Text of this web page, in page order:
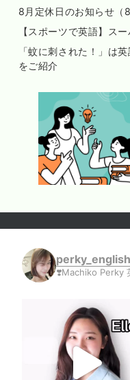
8月定休日のお知らせ（
【スポーツで英語】ス
「蚊に刺された！」は
をご紹介
❣️Machiko Perky